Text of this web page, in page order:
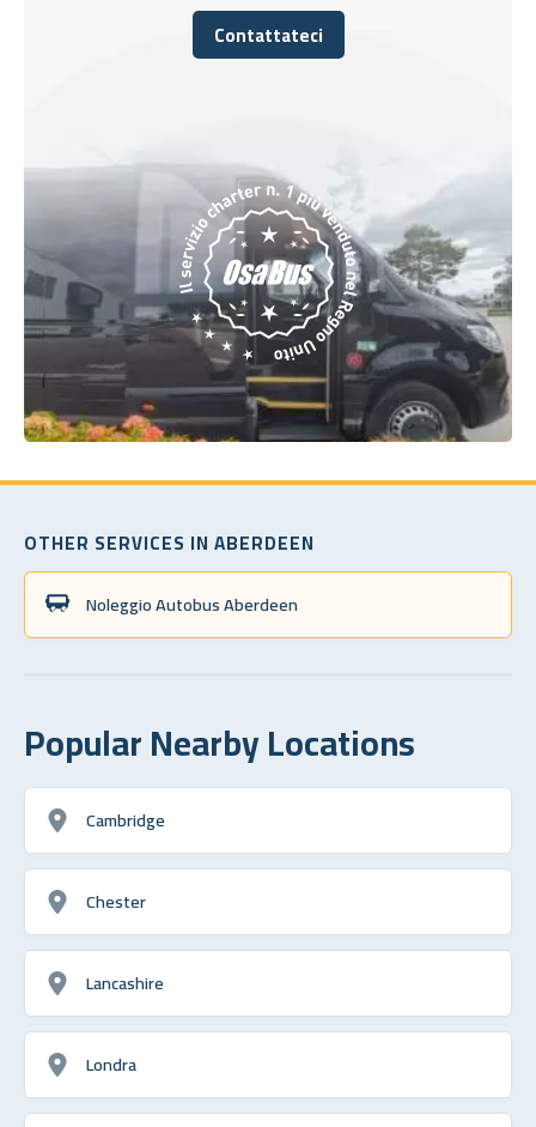
Contattateci
Contattateci
OTHER SERVICES IN ABERDEEN
Noleggio Autobus Aberdeen
Popular Nearby Locations
Cambridge
Chester
Lancashire
Londra